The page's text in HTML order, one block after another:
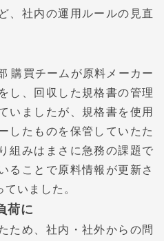
、社内の運用ルールの見直
購買チームが原料メーカー
し、回収した規格書の管理
いましたが、規格書を使用
したものを保管していたた
組みはまさに急務の課題で
ることで原料情報が更新さ
いました。
荷に
ため、社内・社外からの問